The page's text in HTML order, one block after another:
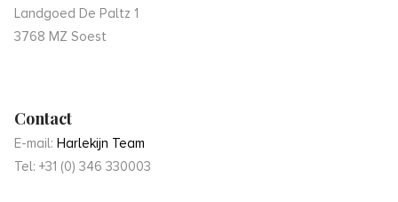
Landgoed De Paltz 1
3768 MZ Soest
Contact
E-mail: Harlekijn Team
Tel: +31 (0) 346 330003